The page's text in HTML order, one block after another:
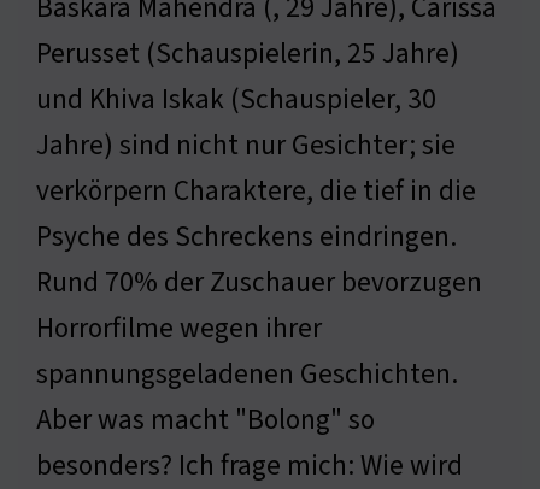
Perusset (Schauspielerin, 25 Jahre)
und Khiva Iskak (Schauspieler, 30
Jahre) sind nicht nur Gesichter; sie
verkörpern Charaktere, die tief in die
Psyche des Schreckens eindringen.
Rund 70% der Zuschauer bevorzugen
Horrorfilme wegen ihrer
spannungsgeladenen Geschichten.
Aber was macht "Bolong" so
besonders? Ich frage mich: Wie wird